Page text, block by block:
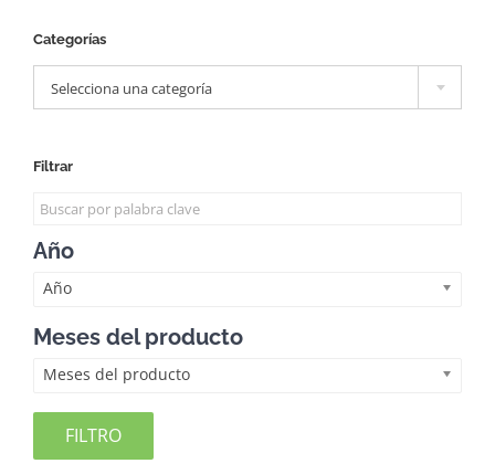
Categorías
Selecciona una categoría
Filtrar
Año
Año
Meses del producto
Meses del producto
FILTRO